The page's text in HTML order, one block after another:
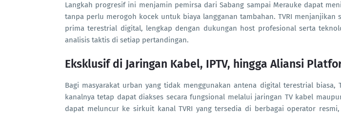
Langkah progresif ini menjamin pemirsa dari Sabang sampai Merauke dapat
tanpa perlu merogoh kocek untuk biaya langganan tambahan. TVRI menjanjikan
prima terestrial digital, lengkap dengan dukungan host profesional serta
analisis taktis di setiap pertandingan.
Eksklusif di Jaringan Kabel, IPTV, hingga Aliansi
Bagi masyarakat urban yang tidak menggunakan antena digital terestrial biasa,
kanalnya tetap dapat diakses secara fungsional melalui jaringan TV kabel
dapat meluncur ke sirkuit kanal TVRI yang tersedia di berbagai operator